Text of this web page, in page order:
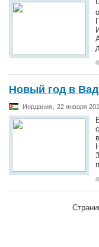
Новый год в
Иордания, 22 января